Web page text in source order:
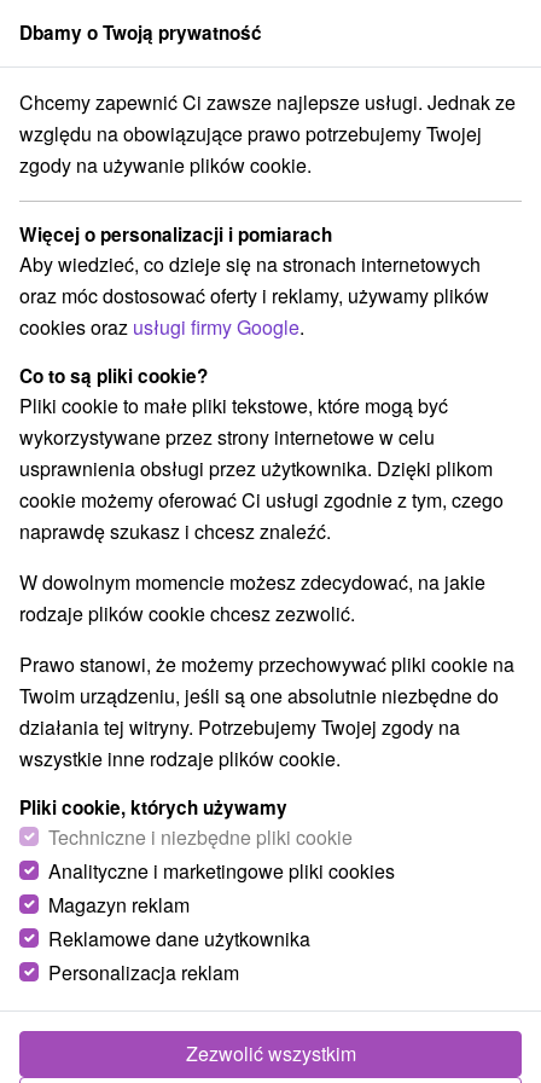
członek grupySorger
Belá Zamknięty do odwołania. Sylwester w Gardena z Sendrei
Sylwester w Gardena z Sendrei
Hotel Garden★★★Košická Belá Zamknięty do odwołania.
Košická Belá
Przejdź do lokalizacji
Urządzenie jest obecnie zamknięty z naszą ofertą!
9,3 doskonały·24 recenzji
Dbamy o Twoją prywatność
Chcemy zapewnić Ci zawsze najlepsze usługi. Jednak ze
względu na obowiązujące prawo potrzebujemy Twojej
zgody na używanie plików cookie.
Więcej o personalizacji i pomiarach
Aby wiedzieć, co dzieje się na stronach internetowych
oraz móc dostosować oferty i reklamy, używamy plików
cookies oraz usługi firmy Google.
Co to są pliki cookie?
Pliki cookie to małe pliki tekstowe, które mogą być
wykorzystywane przez strony internetowe w celu
usprawnienia obsługi przez użytkownika. Dzięki plikom
cookie możemy oferować Ci usługi zgodnie z tym, czego
naprawdę szukasz i chcesz znaleźć.
W dowolnym momencie możesz zdecydować, na jakie
rodzaje plików cookie chcesz zezwolić.
Prawo stanowi, że możemy przechowywać pliki cookie na
Twoim urządzeniu, jeśli są one absolutnie niezbędne do
działania tej witryny. Potrzebujemy Twojej zgody na
wszystkie inne rodzaje plików cookie.
Pliki cookie, których używamy
Techniczne i niezbędne pliki cookie
Analityczne i marketingowe pliki cookies
Magazyn reklam
Reklamowe dane użytkownika
Personalizacja reklam
Zezwolić wszystkim